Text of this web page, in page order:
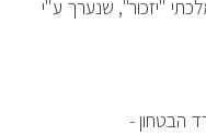
"יזכור", שנערך ע"י
הבטחון -